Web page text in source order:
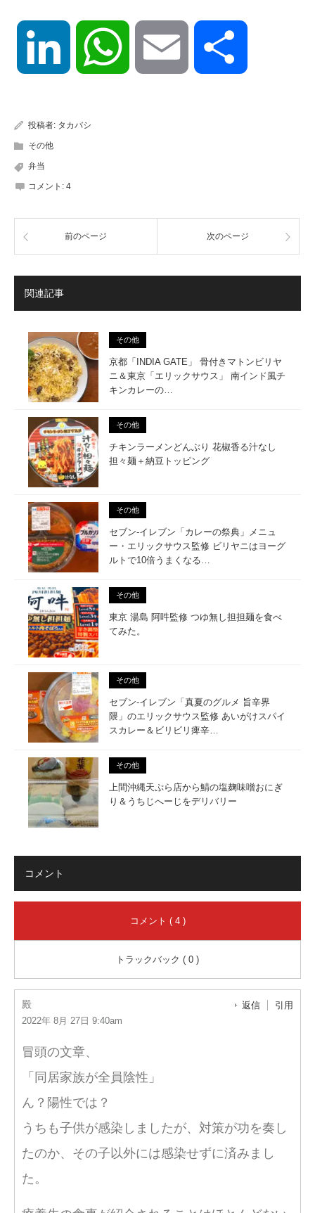
LinkedIn WhatsApp Email
投稿者: タカバシ
その他
弁当
コメント: 4
前のページ 次のページ
関連記事
その他
京都「INDIA GATE」 骨付きマトンビリヤ
ニ＆東京「エリックサウス」 南インド風チ
キンカレーの…
その他
チキンラーメンどんぶり 花椒香る汁なし
担々麺＋納豆トッピング
その他
セブン-イレブン「カレーの祭典」メニュ
ー・エリックサウス監修 ビリヤニはヨーグ
ルトで10倍うまくなる…
その他
東京 湯島 阿吽監修 つゆ無し担担麺を食べ
てみた。
その他
セブン-イレブン「真夏のグルメ 旨辛界
隈」のエリックサウス監修 あいがけスパイ
スカレー＆ビリビリ痺辛…
その他
上間沖縄天ぷら店から鯖の塩麹味噌おにぎ
り＆うちじへーじをデリバリー
コメント
コメント ( 4 )
トラックバック ( 0 )
殿
2022年 8月 27日 9:40am
返信 引用
冒頭の文章、
「同居家族が全員陰性」
ん？陽性では？
うちも子供が感染しましたが、対策が功を奏し
たのか、その子以外には感染せずに済みまし
た。